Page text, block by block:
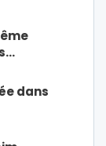
dans